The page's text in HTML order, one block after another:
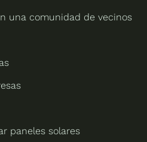
una comunidad de vecinos
paneles solares